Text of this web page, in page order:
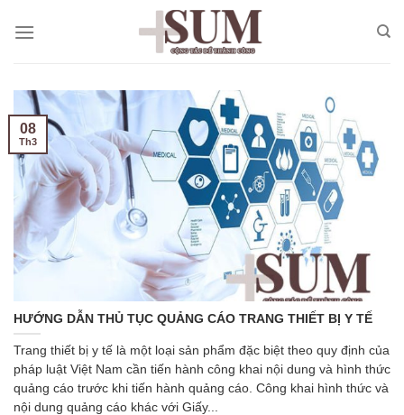
HƯỚNG DẪN THỦ TỤC QUẢNG CÁO TRANG THIẾT BỊ Y TẾ
Trang thiết bị y tế là một loại sản phẩm đặc biệt theo quy định của
pháp luật Việt Nam cần tiến hành công khai nội dung và hình thức
quảng cáo trước khi tiến hành quảng cáo. Công khai hình thức và
nội dung quảng cáo khác với Giấy...
08
Th3